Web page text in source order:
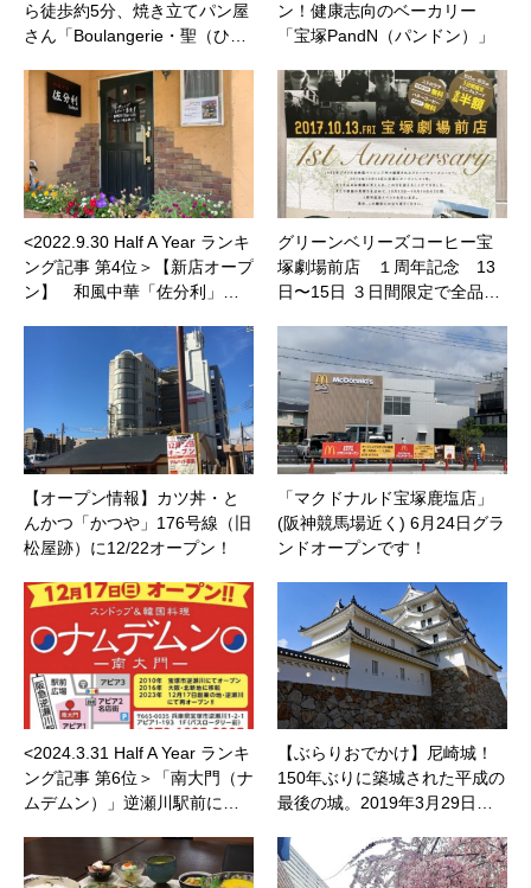
ら徒歩約5分、焼き立てパン屋
さん「Boulangerie・聖（ひ…
ン！健康志向のベーカリー
「宝塚PandN（パンドン）」
<2022.9.30 Half A Year ランキ
ング記事 第4位＞【新店オープ
ン】 和風中華「佐分利」…
グリーンベリーズコーヒー宝
塚劇場前店 １周年記念 13
日〜15日 ３日間限定で全品…
【オープン情報】カツ丼・と
んかつ「かつや」176号線（旧
松屋跡）に12/22オープン！
「マクドナルド宝塚鹿塩店」
(阪神競馬場近く) 6月24日グラ
ンドオープンです！
<2024.3.31 Half A Year ランキ
ング記事 第6位＞「南大門（ナ
ムデムン）」逆瀬川駅前に…
【ぶらりおでかけ】尼崎城！
150年ぶりに築城された平成の
最後の城。2019年3月29日…